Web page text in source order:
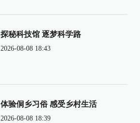
探秘科技馆 逐梦科学路
2026-08-08 18:43
体验侗乡习俗 感受乡村生活
2026-08-08 18:39